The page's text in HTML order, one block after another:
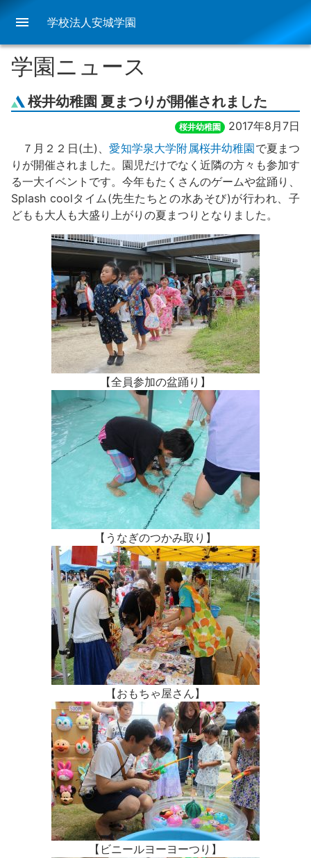
menu 学校法人安城学園
学園ニュース
桜井幼稚園 夏まつりが開催されました
桜井幼稚園
2017年8月7日
７月２２日(土)、愛知学泉大学附属桜井幼稚園で夏まつ
りが開催されました。園児だけでなく近隣の方々も参加す
る一大イベントです。今年もたくさんのゲームや盆踊り、
Splash coolタイム(先生たちとの水あそび)が行われ、子
どもも大人も大盛り上がりの夏まつりとなりました。
【全員参加の盆踊り】
【うなぎのつかみ取り】
【おもちゃ屋さん】
【ビニールヨーヨーつり】